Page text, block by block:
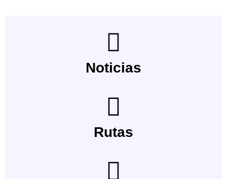
Noticias
Rutas